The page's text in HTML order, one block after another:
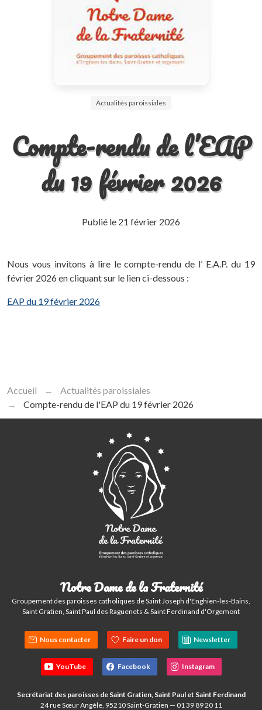
Actualités paroissiales
Compte-rendu de l’EAP
du 19 février 2026
Publié le 21 février 2026
Nous vous invitons à lire le compte-rendu de l’ E.A.P. du 19
février 2026 en cliquant sur le lien ci-dessous :
EAP du 19 février 2026
Accueil
Actualités paroissiales
Compte-rendu de l'EAP du 19 février 2026
Notre Dame de la Fraternité
Groupement des paroisses catholiques de Saint Joseph d'Enghien-les-Bains,
Saint Gratien, Saint Paul des Raguenets & Saint Ferdinand d'Orgemont
Nous contacter Faire un don Newsletter
YouTube Facebook Instagram
Secrétariat des paroisses de Saint Gratien, Saint Paul et Saint Ferdinand
24 rue Sœur Angèle, 95210 Saint-Gratien — 01 39 89 20 11